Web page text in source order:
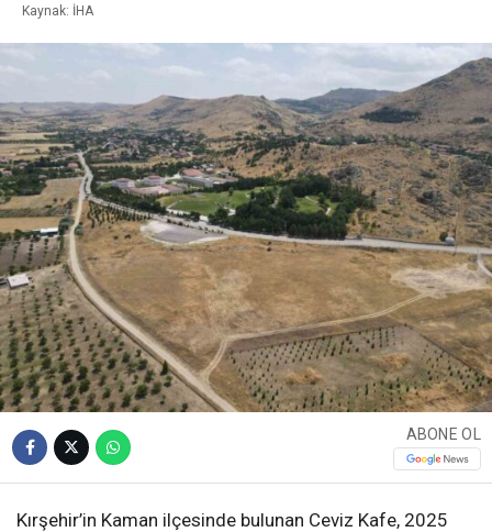
Kaynak: İHA
ABONE OL
Kırşehir’in Kaman ilçesinde bulunan Ceviz Kafe, 2025